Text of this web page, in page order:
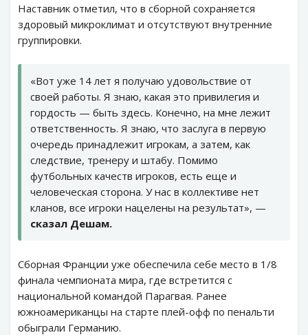
Наставник отметил, что в сборной сохраняется
здоровый микроклимат и отсутствуют внутренние
группировки.
«Вот уже 14 лет я получаю удовольствие от
своей работы. Я знаю, какая это привилегия и
гордость — быть здесь. Конечно, на мне лежит
ответственность. Я знаю, что заслуга в первую
очередь принадлежит игрокам, а затем, как
следствие, тренеру и штабу. Помимо
футбольных качеств игроков, есть еще и
человеческая сторона. У нас в коллективе нет
кланов, все игроки нацелены на результат», —
сказал Дешам.
Сборная Франции уже обеспечила себе место в 1/8
финала чемпионата мира, где встретится с
национальной командой Парагвая. Ранее
южноамериканцы на старте плей-офф по пенальти
обыграли Германию.